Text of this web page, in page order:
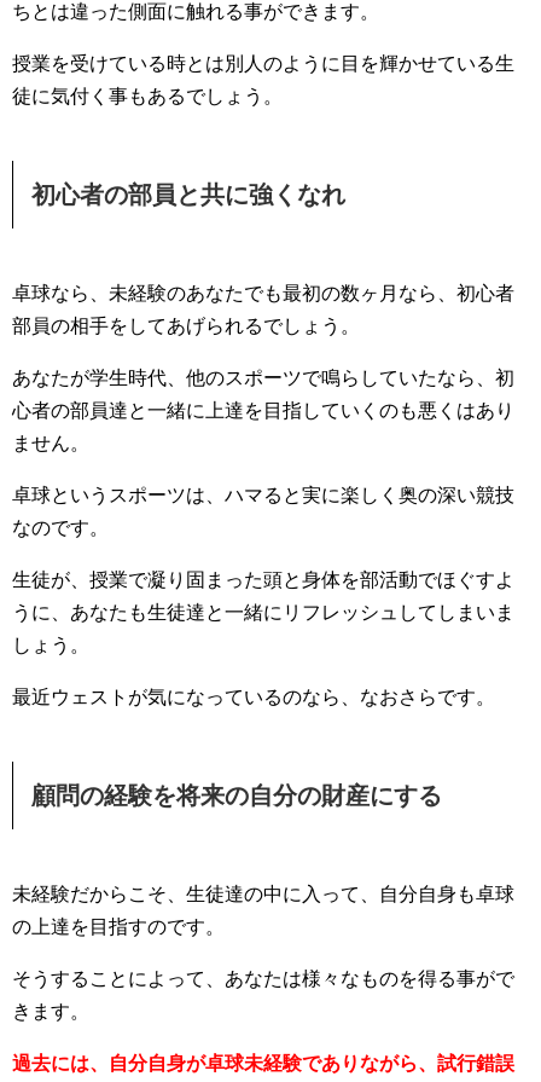
ちとは違った側面に触れる事ができます。
授業を受けている時とは別人のように目を輝かせている生
徒に気付く事もあるでしょう。
初心者の部員と共に強くなれ
卓球なら、未経験のあなたでも最初の数ヶ月なら、初心者
部員の相手をしてあげられるでしょう。
あなたが学生時代、他のスポーツで鳴らしていたなら、初
心者の部員達と一緒に上達を目指していくのも悪くはあり
ません。
卓球というスポーツは、ハマると実に楽しく奥の深い競技
なのです。
生徒が、授業で凝り固まった頭と身体を部活動でほぐすよ
うに、あなたも生徒達と一緒にリフレッシュしてしまいま
しょう。
最近ウェストが気になっているのなら、なおさらです。
顧問の経験を将来の自分の財産にする
未経験だからこそ、生徒達の中に入って、自分自身も卓球
の上達を目指すのです。
そうすることによって、あなたは様々なものを得る事がで
きます。
過去には、自分自身が卓球未経験でありながら、試行錯誤